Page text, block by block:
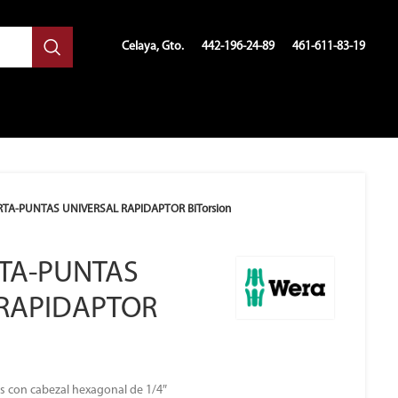
Celaya, Gto. 442-196-24-89 461-611-83-19
PUNTAS UNIVERSAL RAPIDAPTOR BiTorsion
PUNTAS
cabezal hexagonal de 1/4″